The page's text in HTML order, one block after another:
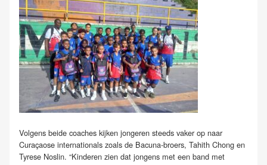
Volgens beide coaches kijken jongeren steeds vaker op naar
Curaçaose internationals zoals de Bacuna-broers, Tahith Chong en
Tyrese Noslin. “Kinderen zien dat jongens met een band met